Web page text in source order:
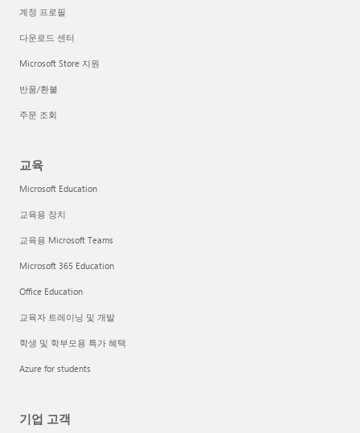
계정 프로필
다운로드 센터
Microsoft Store 지원
반품/환불
주문 조회
교육
Microsoft Education
교육용 장치
교육용 Microsoft Teams
Microsoft 365 Education
Office Education
교육자 트레이닝 및 개발
학생 및 학부모용 특가 혜택
Azure for students
기업 고객